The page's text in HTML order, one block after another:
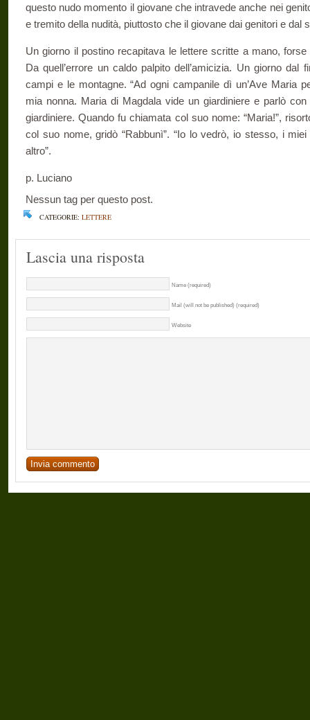
questo nudo momento il giovane che intravede anche nei
e tremito della nudità, piuttosto che il giovane dai genitori e dal
Un giorno il postino recapitava le lettere scritte a mano,
Da quell’errore un caldo palpito dell’amicizia. Un giorno dal
campi e le montagne. “Ad ogni campanile dì un’Ave Maria
mia nonna. Maria di Magdala vide un giardiniere e parlò
giardiniere. Quando fu chiamata col suo nome: “Maria!”,
col suo nome, gridò “Rabbunì”. “Io lo vedrò, io stesso, i
altro”.
p. Luciano
Nessun tag per questo post.
CATEGORIE: LETTERE
Lascia una risposta
Name (required)
Mail (will not be published) (required)
Website